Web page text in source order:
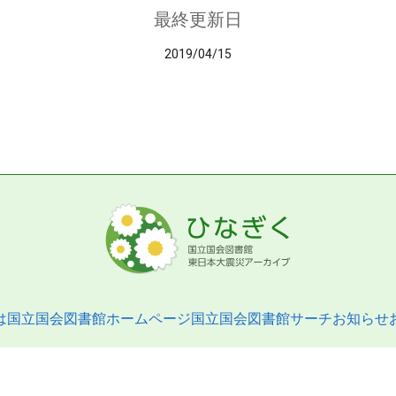
最終更新日
2019/04/15
国立国会図書館ホームページ国立国会図書館サーチお知らせ